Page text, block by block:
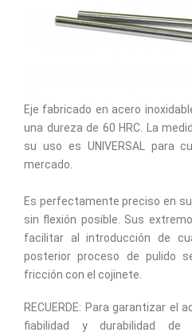
Eje fabricado en acero
una dureza de 60 HRC. La
su uso es UNIVERSAL para
mercado.
Es perfectamente preciso en
sin flexión posible. Sus
facilitar al introducción de
posterior proceso de pulido
fricción con el cojinete.
RECUERDE: Para garantizar el
fiabilidad y durabilidad